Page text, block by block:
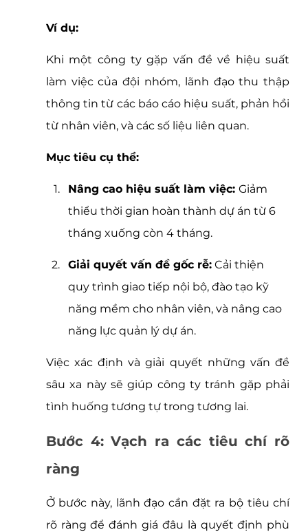
Ví dụ:
Khi một công ty gặp vấn đề về hiệu suất
làm việc của đội nhóm, lãnh đạo thu thập
thông tin từ các báo cáo hiệu suất, phản hồi
từ nhân viên, và các số liệu liên quan.
Mục tiêu cụ thể:
Nâng cao hiệu suất làm việc: Giảm
thiểu thời gian hoàn thành dự án từ 6
tháng xuống còn 4 tháng.
Giải quyết vấn đề gốc rễ: Cải thiện
quy trình giao tiếp nội bộ, đào tạo kỹ
năng mềm cho nhân viên, và nâng cao
năng lực quản lý dự án.
Việc xác định và giải quyết những vấn đề
sâu xa này sẽ giúp công ty tránh gặp phải
tình huống tương tự trong tương lai.
Bước 4: Vạch ra các tiêu chí rõ
ràng
Ở bước này, lãnh đạo cần đặt ra bộ tiêu chí
rõ ràng để đánh giá đâu là quyết định phù